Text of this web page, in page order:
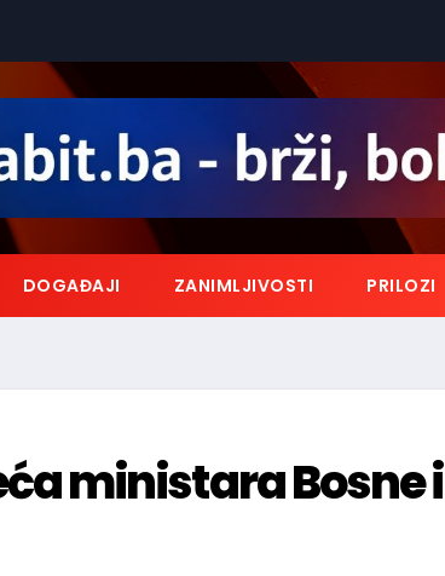
DOGAĐAJI ZANIMLJIVOSTI PRILOZI
ministara Bosne i